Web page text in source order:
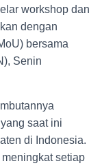
workshop dan
dengan
bersama
Senin
saat ini
di Indonesia.
setiap